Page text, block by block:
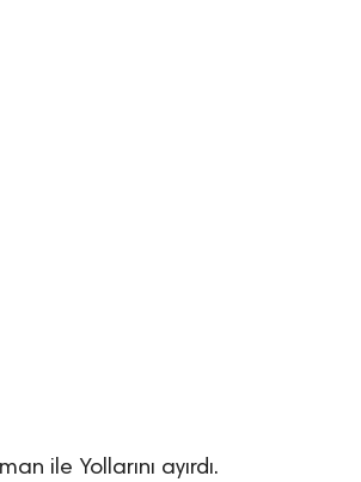
ile Yollarını ayırdı.